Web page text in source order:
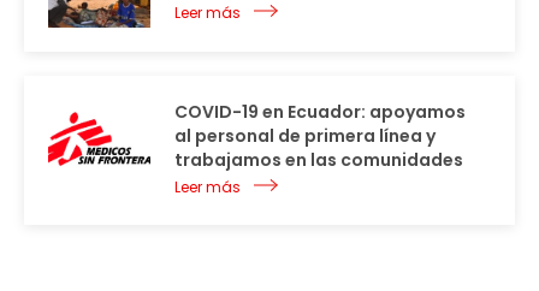
Leer más
COVID-19 en Ecuador: apoyamos
al personal de primera línea y
trabajamos en las comunidades
Leer más